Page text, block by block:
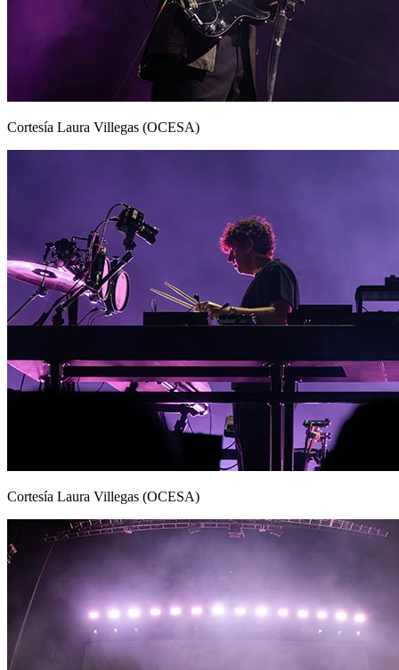
Cortesía Laura Villegas (OCESA)
Cortesía Laura Villegas (OCESA)